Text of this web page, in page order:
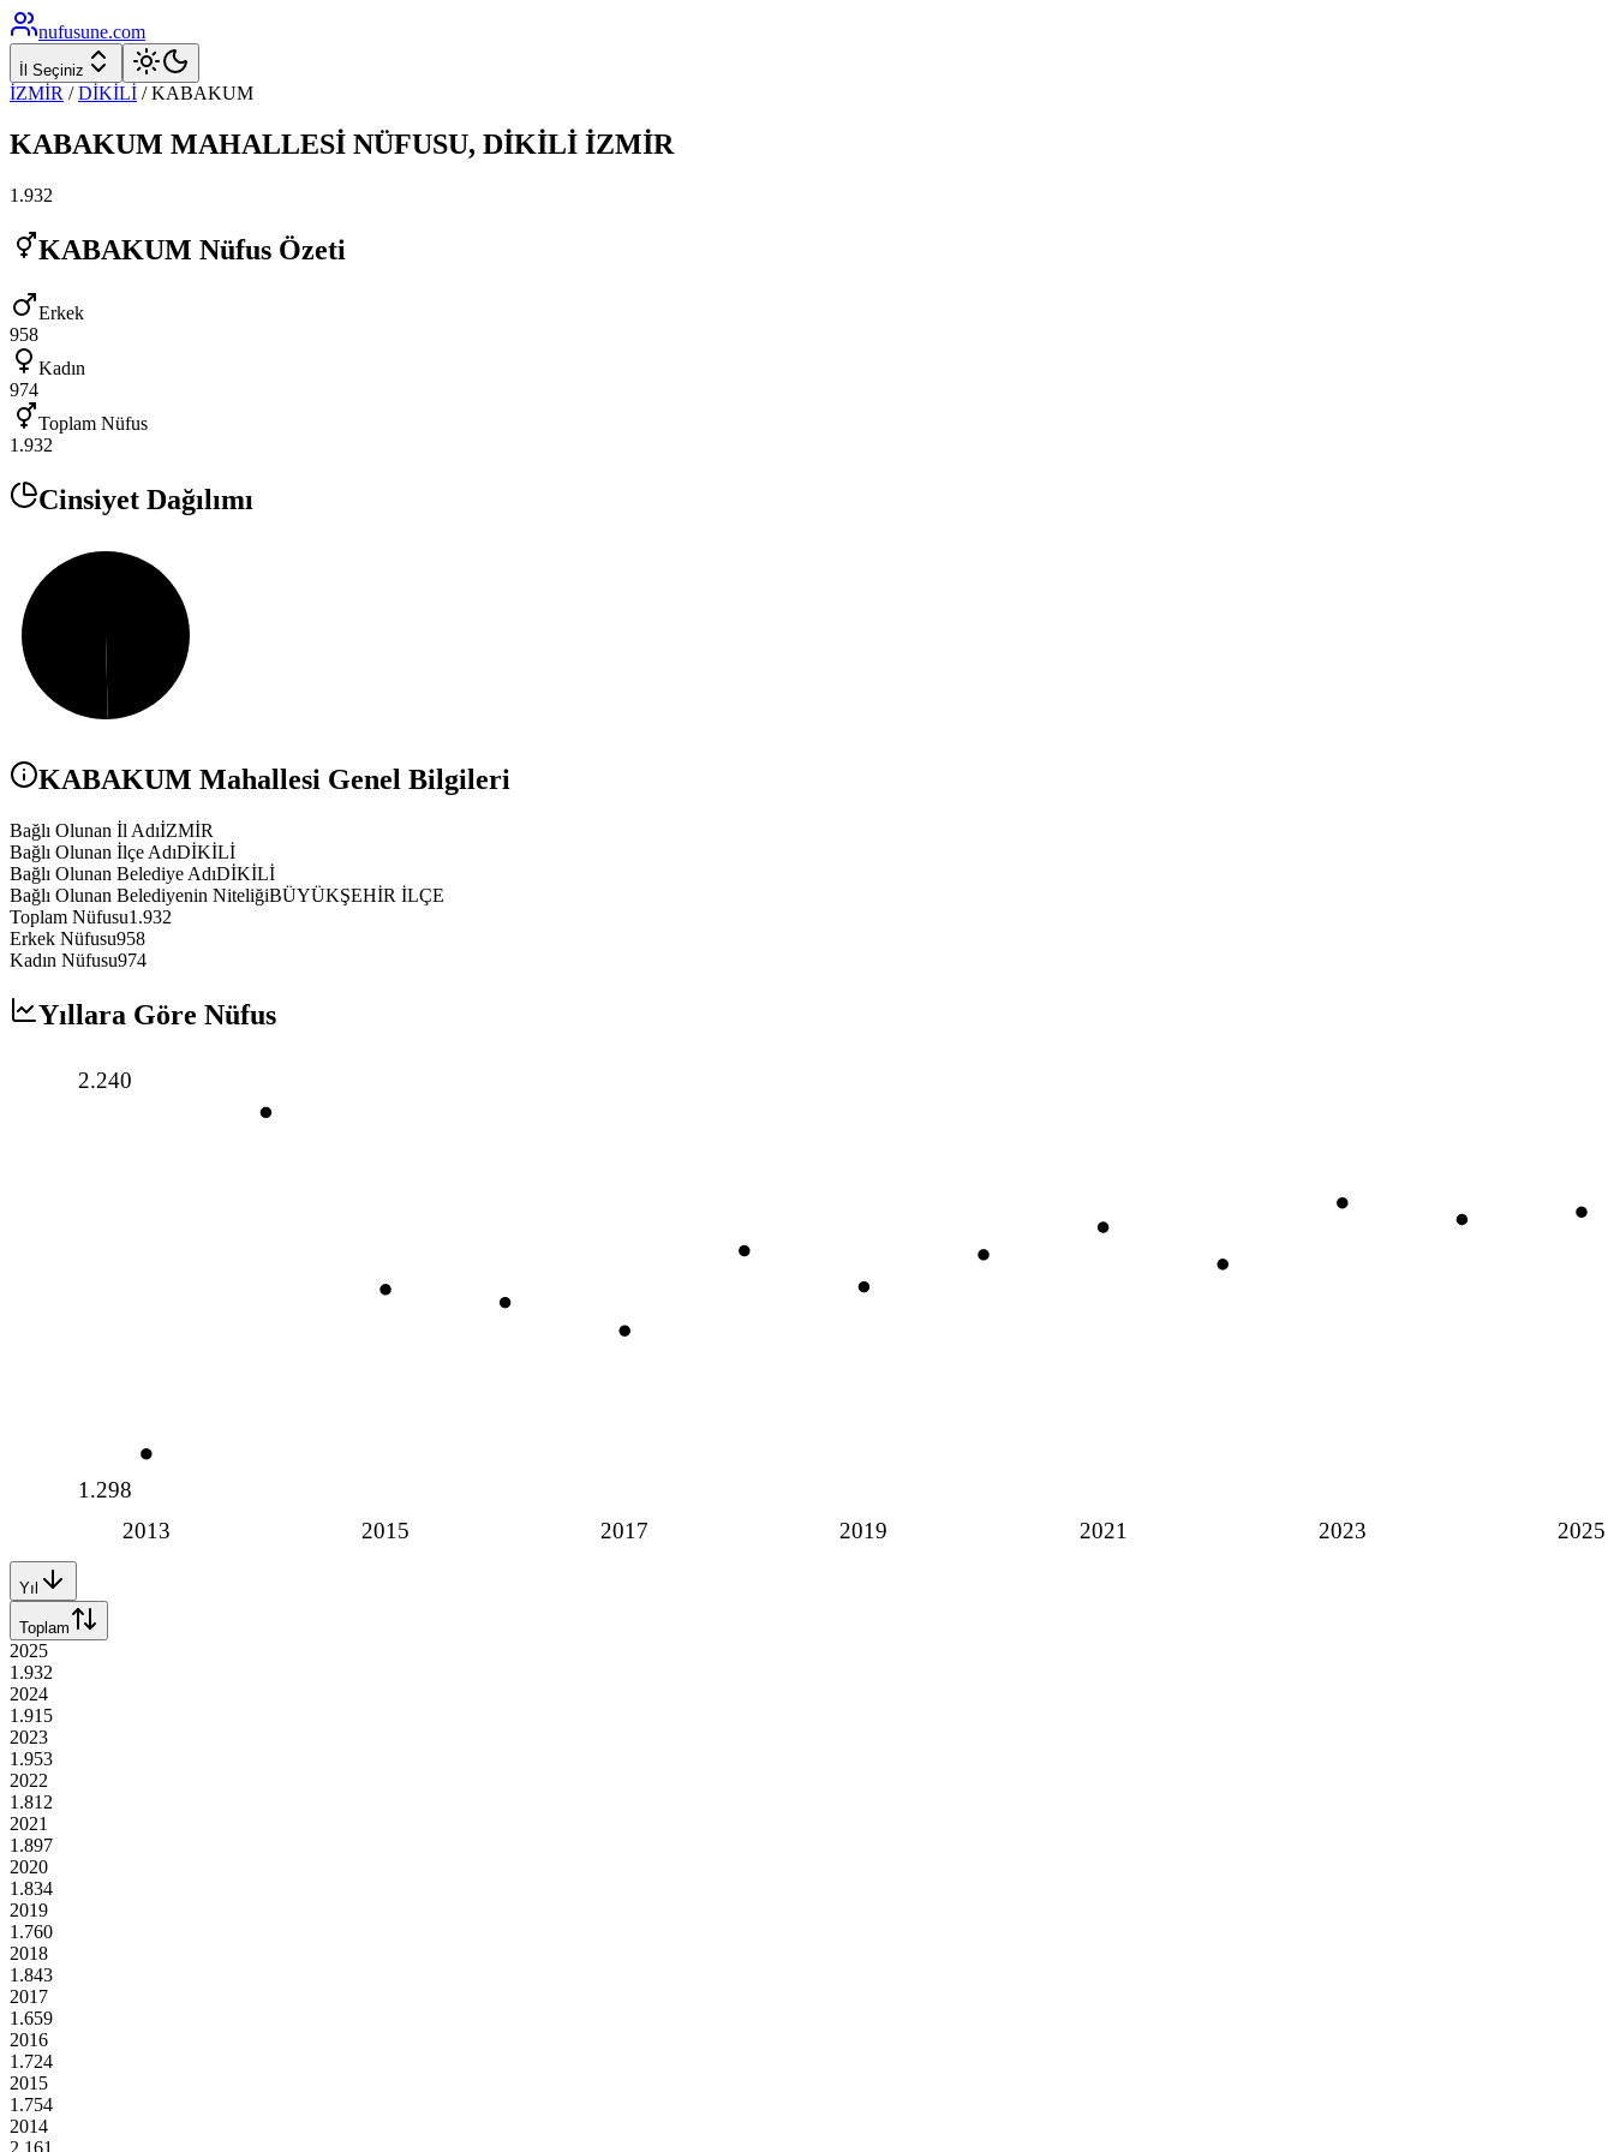
nufusune.com
İl Seçiniz
İZMİR / DİKİLİ /KABAKUM
KABAKUM MAHALLESİ NÜFUSU, DİKİLİ İZMİR
1.932
KABAKUM Nüfus Özeti
Erkek
958
Kadın
974
Toplam Nüfus
1.932
Cinsiyet Dağılımı
KABAKUM Mahallesi Genel Bilgileri
Bağlı Olunan İl AdıİZMİR
Bağlı Olunan İlçe AdıDİKİLİ
Bağlı Olunan Belediye AdıDİKİLİ
Bağlı Olunan Belediyenin NiteliğiBÜYÜKŞEHİR İLÇE
Toplam Nüfusu1.932
Erkek Nüfusu958
Kadın Nüfusu974
Yıllara Göre Nüfus
2013 2015 2017 2019 2021 2023 2025
2.240
1.298
Yıl
Toplam
2025
1.932
2024
1.915
2023
1.953
2022
1.812
2021
1.897
2020
1.834
2019
1.760
2018
1.843
2017
1.659
2016
1.724
2015
1.754
2014